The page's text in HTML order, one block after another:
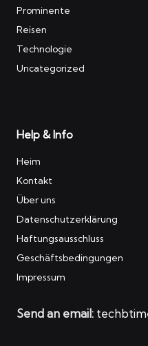
Prominente
Reisen
Technologie
Uncategorized
Help & Info
Heim
Kontakt
Über uns
Datenschutzerklärung
Haftungsausschluss
Geschäftsbedingungen
Impressum
Send an email: